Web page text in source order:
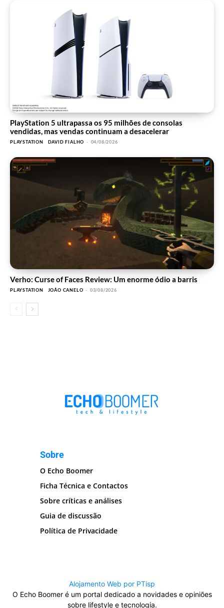
PlayStation 5 ultrapassa os 95 milhões de consolas
vendidas, mas vendas continuam a desacelerar
PLAYSTATION DAVID FIALHO - 04/08/2026
Verho: Curse of Faces Review: Um enorme ódio a barris
PLAYSTATION JOÃO CANELO - 03/08/2026
Sobre
O Echo Boomer
Ficha Técnica e Contactos
Sobre críticas e análises
Guia de discussão
Política de Privacidade
Alojamento Web por PTisp
O Echo Boomer é um portal dedicado a novidades e opiniões
sobre lifestyle e tecnologia.